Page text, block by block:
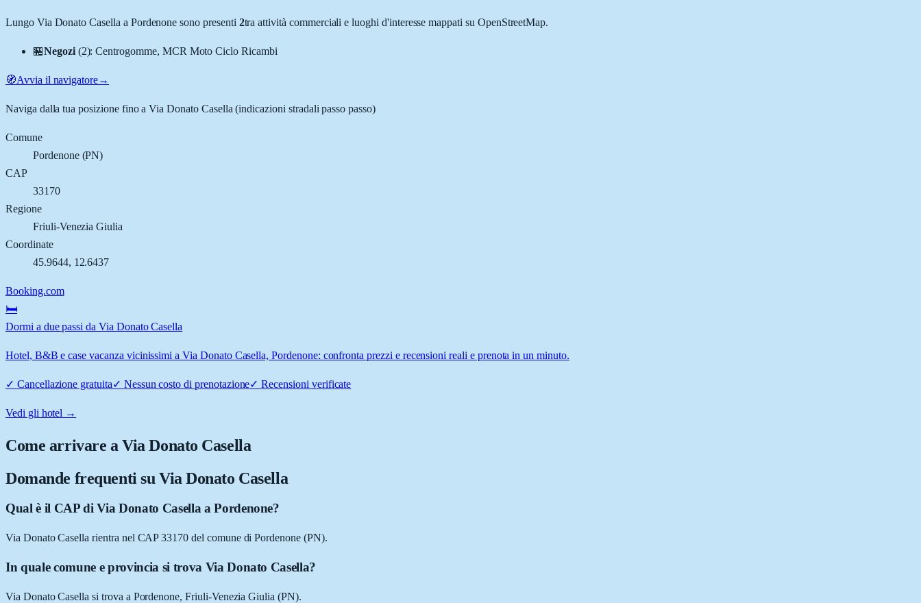
Lungo Via Donato Casella a Pordenone sono presenti 2tra attività commerciali e luoghi d'interesse mappati su OpenStreetMap.
🏪Negozi (2):Centrogomme, MCR Moto Ciclo Ricambi
🧭Avvia il navigatore→
Naviga dalla tua posizione fino aVia Donato Casella (indicazioni stradali passo passo)
Comune
Pordenone(PN)
CAP
33170
Regione
Friuli-Venezia Giulia
Coordinate
45.9644, 12.6437
Booking.com
🛏️
Dormi a due passi da Via Donato Casella
Hotel, B&B e case vacanza vicinissimi a Via Donato Casella, Pordenone: confronta prezzi e recensioni reali e prenota in un minuto.
✓ Cancellazione gratuita✓ Nessun costo di prenotazione✓Recensioni verificate
Vedi gli hotel →
Come arrivare aVia Donato Casella
Domande frequenti su Via Donato Casella
Qual è il CAP di Via Donato Casella a Pordenone?
Via Donato Casella rientra nel CAP 33170 del comune di Pordenone (PN).
In quale comune e provincia si trova Via Donato Casella?
Via Donato Casella si trova a Pordenone, Friuli-Venezia Giulia (PN).